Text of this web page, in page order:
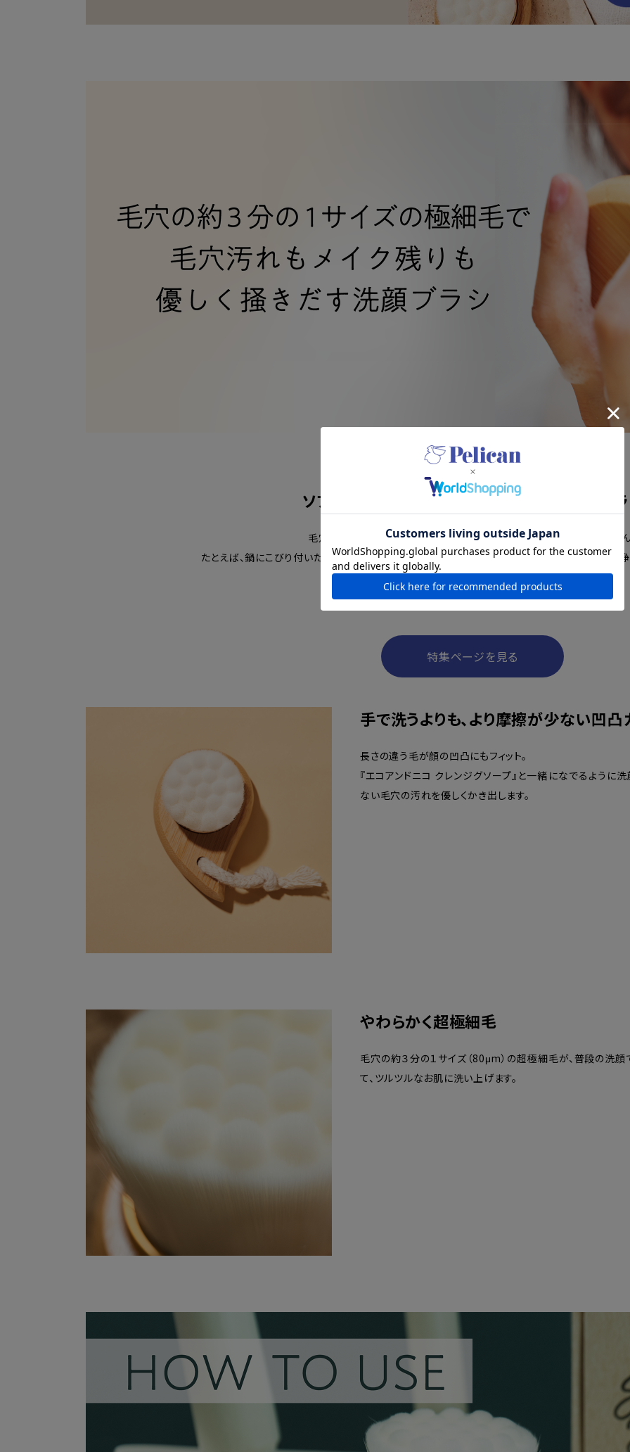
ソフトな肌あたりで優しくフィットする、洗顔ブ
毛穴に入り込み、酸化した皮脂やファンデーションは、なかなか落ちません
たとえば、鍋にこびり付いた白く固まった油をスポンジも使わずに泡だけで洗うと、とても強い洗
もちろんデリケートなお肌は、鍋のようにゴシゴシ洗いは厳禁。
だからこそ、どのような方法で洗うのかがとても大切です。
特集ページを見る
手で洗うよりも、より摩擦が少ない凹凸
長さの違う毛が顔の凹凸にもフィット。
『エコアンドニコ クレンジグソープ』と一緒になでるように
ない毛穴の汚れを優しくかき出します。
やわらかく超極細毛
毛穴の約３分の１サイズ（80μm）の超極細毛が、普段の洗
て、ツルツルなお肌に洗い上げます。